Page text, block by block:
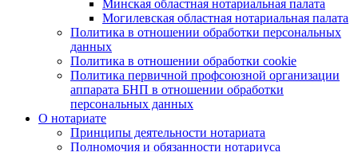
Минская областная нотариальная палата
Могилевская областная нотариальная палата
Политика в отношении обработки персональных
данных
Политика в отношении обработки cookie
Политика первичной профсоюзной организации
аппарата БНП в отношении обработки
персональных данных
О нотариате
Принципы деятельности нотариата
Полномочия и обязанности нотариуса